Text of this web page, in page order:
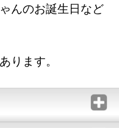
んのお誕生日など
ります。